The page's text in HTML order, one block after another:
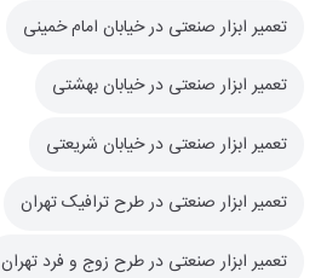
تعمیر ابزار صنعتی در خیابان امام خمینی
تعمیر ابزار صنعتی در خیابان بهشتی
تعمیر ابزار صنعتی در خیابان شریعتی
تعمیر ابزار صنعتی در طرح ترافیک تهران
تعمیر ابزار صنعتی در طرح زوج و فرد تهران